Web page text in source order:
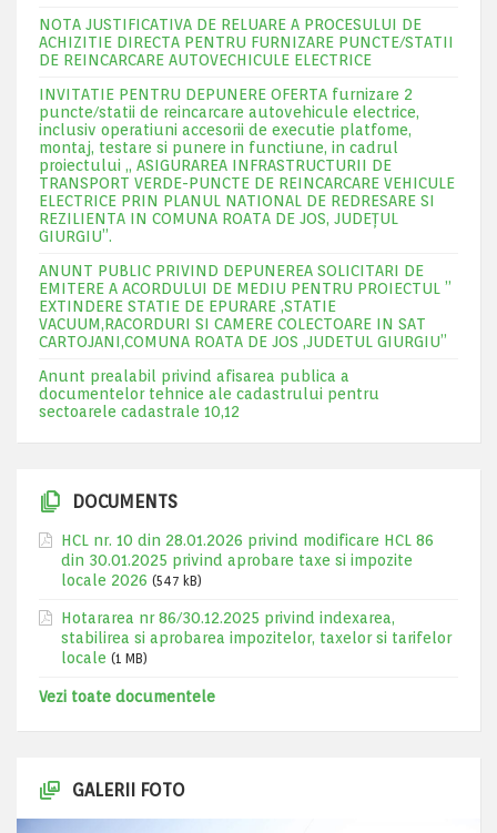
NOTA JUSTIFICATIVA DE RELUARE A PROCESULUI DE
ACHIZITIE DIRECTA PENTRU FURNIZARE PUNCTE/STATII
DE REINCARCARE AUTOVECHICULE ELECTRICE
INVITATIE PENTRU DEPUNERE OFERTA furnizare 2
puncte/statii de reincarcare autovehicule electrice,
inclusiv operatiuni accesorii de executie platfome,
montaj, testare si punere in functiune, in cadrul
proiectului „ ASIGURAREA INFRASTRUCTURII DE
TRANSPORT VERDE-PUNCTE DE REINCARCARE VEHICULE
ELECTRICE PRIN PLANUL NATIONAL DE REDRESARE SI
REZILIENTA IN COMUNA ROATA DE JOS, JUDEŢUL
GIURGIU”.
ANUNT PUBLIC PRIVIND DEPUNEREA SOLICITARI DE
EMITERE A ACORDULUI DE MEDIU PENTRU PROIECTUL ”
EXTINDERE STATIE DE EPURARE ,STATIE
VACUUM,RACORDURI SI CAMERE COLECTOARE IN SAT
CARTOJANI,COMUNA ROATA DE JOS ,JUDETUL GIURGIU”
Anunt prealabil privind afisarea publica a
documentelor tehnice ale cadastrului pentru
sectoarele cadastrale 10,12
DOCUMENTS
HCL nr. 10 din 28.01.2026 privind modificare HCL 86
din 30.01.2025 privind aprobare taxe si impozite
locale 2026 (547 kB)
Hotararea nr 86/30.12.2025 privind indexarea,
stabilirea si aprobarea impozitelor, taxelor si tarifelor
locale (1 MB)
Vezi toate documentele
GALERII FOTO